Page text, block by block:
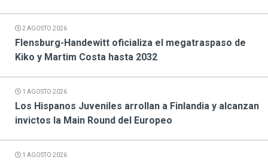
2 AGOSTO 2026
Flensburg-Handewitt oficializa el megatraspaso de
Kiko y Martim Costa hasta 2032
1 AGOSTO 2026
Los Hispanos Juveniles arrollan a Finlandia y alcanzan
invictos la Main Round del Europeo
1 AGOSTO 2026